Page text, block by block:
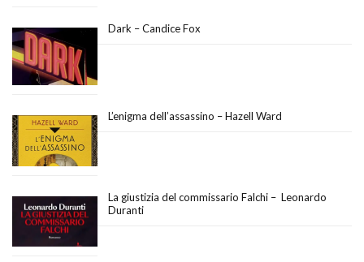
Dark – Candice Fox
L’enigma dell’assassino – Hazell Ward
La giustizia del commissario Falchi – Leonardo
Duranti